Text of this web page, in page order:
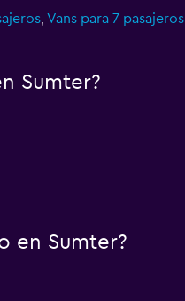
, Vans para 7 pasajeros,
Sumter?
en Sumter?